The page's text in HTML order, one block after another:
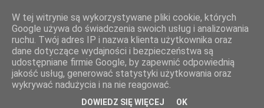
W tej witrynie są wykorzystywane pliki cookie, których
Google używa do świadczenia swoich usług i analizowania
ruchu. Twój adres IP i nazwa klienta użytkownika oraz
dane dotyczące wydajności i bezpieczeństwa są
udostępniane firmie Google, by zapewnić odpowiednią
jakość usług, generować statystyki użytkowania oraz
wykrywać nadużycia i na nie reagować.
DOWIEDZ SIĘ WIĘCEJ OK